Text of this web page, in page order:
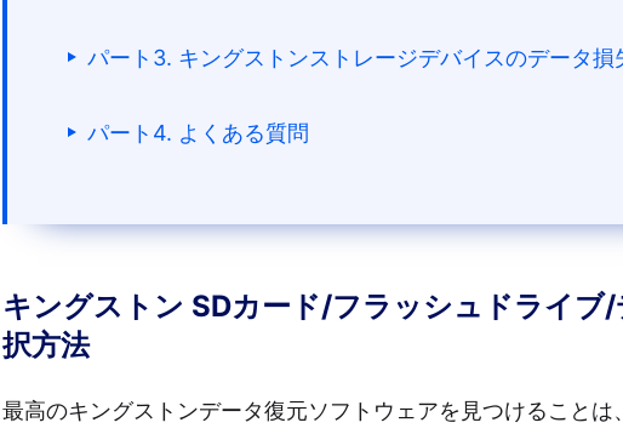
パート3. キングストンストレージデバイスのデータ損
パート4. よくある質問
キングストン SDカード/フラッシュドライブ
択方法
最高のキングストンデータ復元ソフトウェアを見つけること